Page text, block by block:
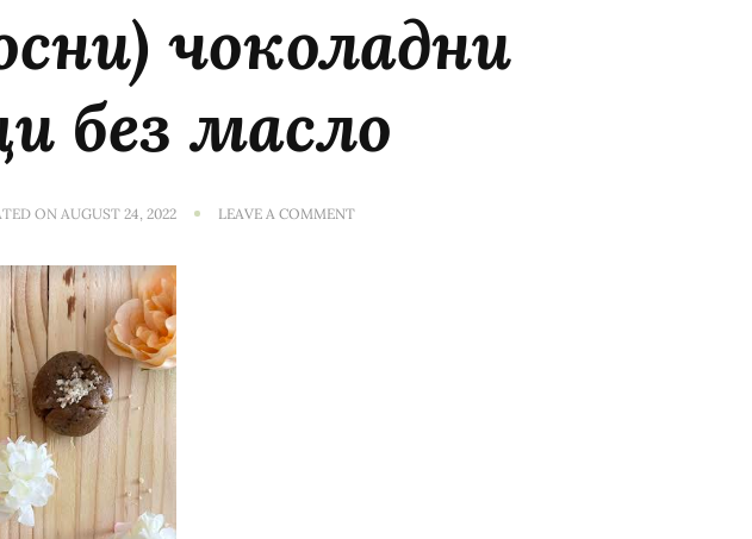
чоколадни
без масло
ON AUGUST 24, 2022 LEAVE A COMMENTON